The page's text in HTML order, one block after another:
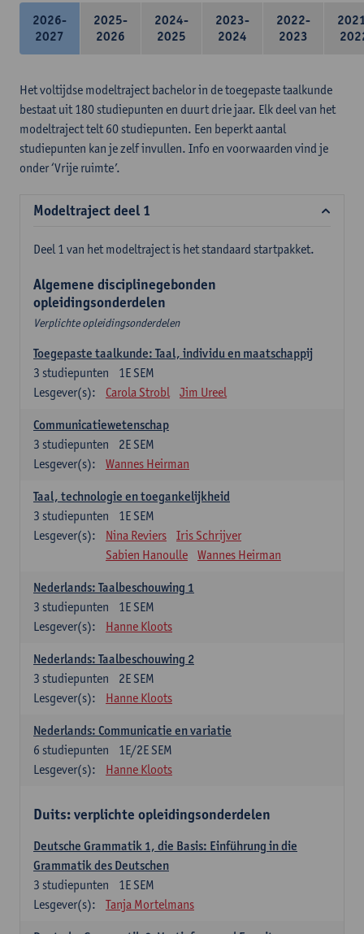
2026-
2027
2025-
2026
2024-
2025
2023-
2024
2022-
2023
Het voltijdse modeltraject bachelor in de toegepaste taalkunde
bestaat uit 180 studiepunten en duurt drie jaar. Elk deel van het
modeltraject telt 60 studiepunten. Een beperkt aantal
studiepunten kan je zelf invullen. Info en voorwaarden vind je
onder ‘Vrije ruimte’.
Modeltraject deel 1
Deel 1 van het modeltraject is het standaard startpakket.
Algemene disciplinegebonden
opleidingsonderdelen
Verplichte opleidingsonderdelen
Toegepaste taalkunde: Taal, individu en maatschappij
1E SEM
3 studiepunten
Lesgever(s):
Carola Strobl Jim Ureel
Communicatiewetenschap
2E SEM
3 studiepunten
Lesgever(s):
Wannes Heirman
Taal, technologie en toegankelijkheid
1E SEM
3 studiepunten
Lesgever(s):
Nina Reviers
Iris Schrijver
Sabien Hanoulle
Wannes Heirman
Nederlands: Taalbeschouwing 1
1E SEM
3 studiepunten
Lesgever(s):
Hanne Kloots
Nederlands: Taalbeschouwing 2
2E SEM
3 studiepunten
Lesgever(s):
Hanne Kloots
Nederlands: Communicatie en variatie
1E/2E SEM
6 studiepunten
Lesgever(s):
Hanne Kloots
Duits: verplichte opleidingsonderdelen
Deutsche Grammatik 1, die Basis: Einführung in die
Grammatik des Deutschen
1E SEM
3 studiepunten
Lesgever(s):
Tanja Mortelmans